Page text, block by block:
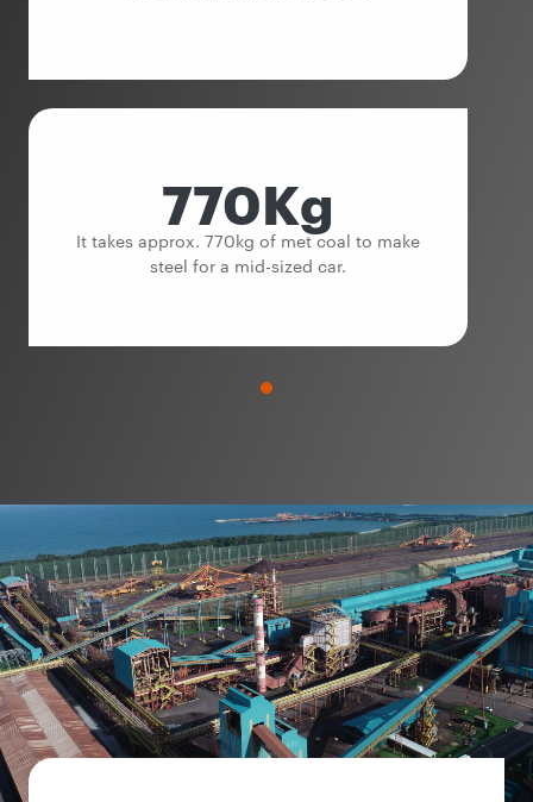
770Kg
It takes approx. 770kg of met coal to make
steel for a mid-sized car.